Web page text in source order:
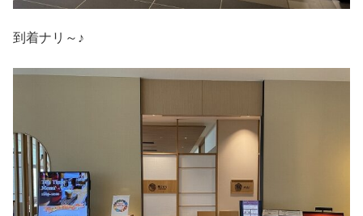
到着ナリ～♪